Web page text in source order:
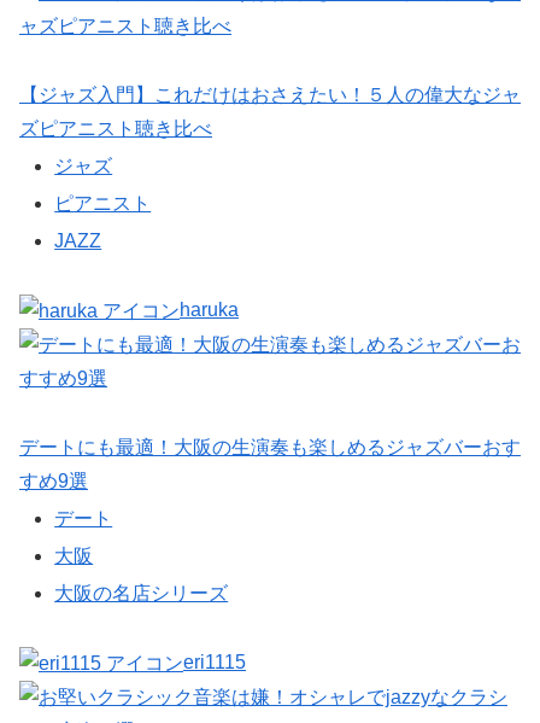
【ジャズ入門】これだけはおさえたい！５人の偉大なジャ
ズピアニスト聴き比べ
ジャズ
ピアニスト
JAZZ
haruka
デートにも最適！大阪の生演奏も楽しめるジャズバーおす
すめ9選
デート
大阪
大阪の名店シリーズ
eri1115